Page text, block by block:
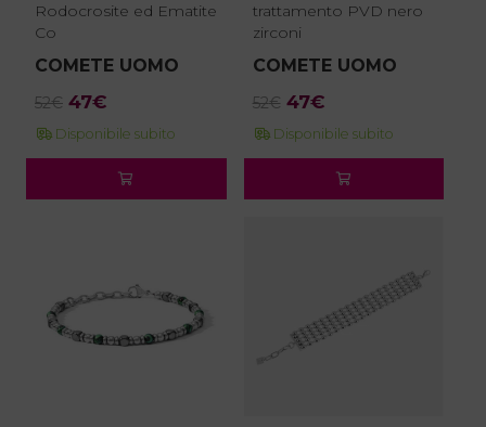
Rodocrosite ed Ematite
Co
COMETE UOMO
52€ Il
prezzo
52€.
47€
prezzo
è:
47€.
Disponibile subito
trattamento PVD nero
zirconi
COMETE UOMO
52€ Il
prezzo
52€.
47€Il
prezzo
è:
47€.
Disponibile subito